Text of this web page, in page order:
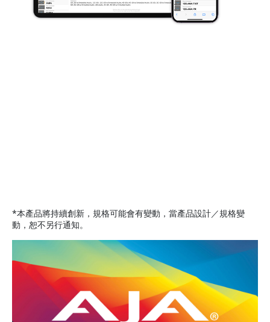
*本產品將持續創新，規格可能會有變動，當產品設計／規格變
動，恕不另行通知。